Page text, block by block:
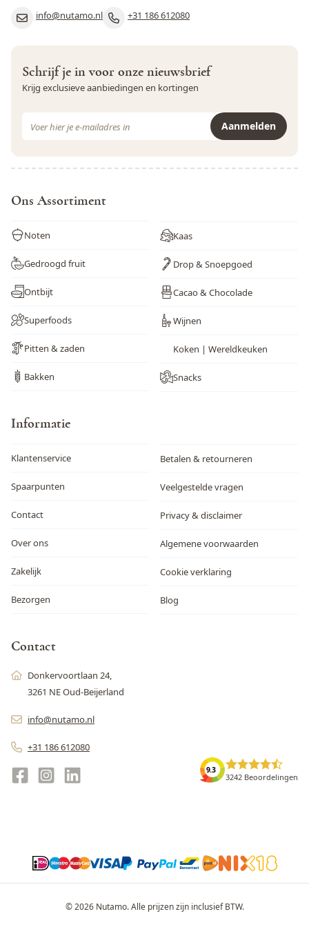
Rogge Nee
Schaaldieren Nee
Sesamzaad
Weekdieren Nee
Wortel Nee
Zwaveldioxide en sulfieten Nee
info@nutamo.nl
+31 186 612080
Schrijf je in voor onze nieuwsbrief
Krijg exclusieve aanbiedingen en kortingen
Aanmelden
Ons Assortiment
Noten
Gedroogd fruit
Ontbijt
Superfoods
Pitten & zaden
Bakken
Kaas
Drop & Snoepgoed
Cacao & Chocolade
Wijnen
Koken | Wereldkeuken
Snacks
Informatie
Klantenservice
Spaarpunten
Contact
Over ons
Zakelijk
Bezorgen
Betalen & retourneren
Veelgestelde vragen
Privacy & disclaimer
Algemene voorwaarden
Cookie verklaring
Blog
Contact
Donkervoortlaan 24,
3261 NE Oud-Beijerland
info@nutamo.nl
+31 186 612080
9.3
3242 Beoordelingen
© 2026 Nutamo. Alle prijzen zijn inclusief BTW.